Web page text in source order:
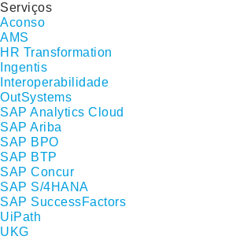
Serviços
Aconso
AMS
HR Transformation
Ingentis
Interoperabilidade
OutSystems
SAP Analytics Cloud
SAP Ariba
SAP BPO
SAP BTP
SAP Concur
SAP S/4HANA
SAP SuccessFactors
UiPath
UKG